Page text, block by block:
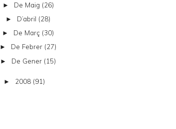
► De Maig (26)
► D’abril (28)
► De Març (30)
► De Febrer (27)
► De Gener (15)
► 2008 (91)